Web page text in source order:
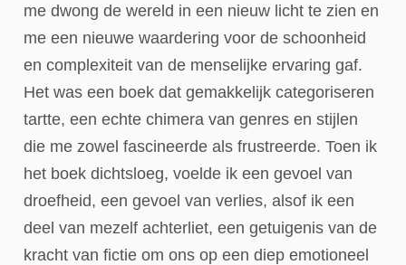
me dwong de wereld in een nieuw licht te zien en
me een nieuwe waardering voor de schoonheid
en complexiteit van de menselijke ervaring gaf.
Het was een boek dat gemakkelijk categoriseren
tartte, een echte chimera van genres en stijlen
die me zowel fascineerde als frustreerde. Toen ik
het boek dichtsloeg, voelde ik een gevoel van
droefheid, een gevoel van verlies, alsof ik een
deel van mezelf achterliet, een getuigenis van de
kracht van fictie om ons op een diep emotioneel